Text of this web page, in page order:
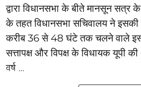
द्वारा विधानसभा के बीते मानसून सत्र
के तहत विधानसभा सचिवालय ने इसकी
करीब 36 से 48 घंटे तक चलने वाले
सत्तापक्ष और विपक्ष के विधायक यूपी
वर्ष ...